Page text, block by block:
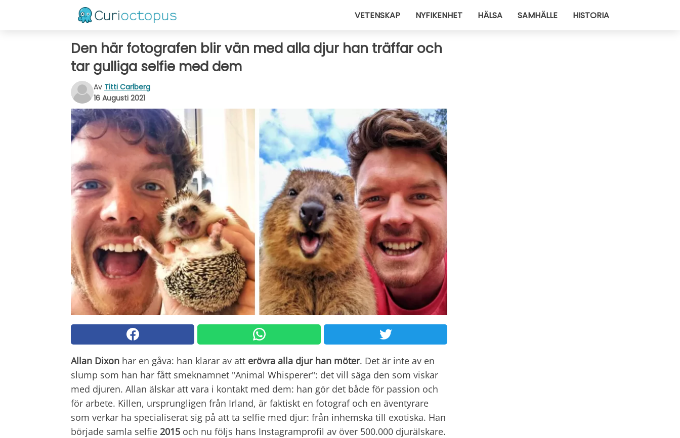
VETENSKAP NYFIKENHET HÄLSA SAMHÄLLE HISTORIA
Den här fotografen blir vän med alla djur han träffar och
tar gulliga selfie med dem
Av Titti Carlberg
16 Augusti 2021
Allan Dixon har en gåva: han klarar av att erövra alla djur han möter. Det är inte av en
slump som han har fått smeknamnet "Animal Whisperer": det vill säga den som viskar
med djuren. Allan älskar att vara i kontakt med dem: han gör det både för passion och
för arbete. Killen, ursprungligen från Irland, är faktiskt en fotograf och en äventyrare
som verkar ha specialiserat sig på att ta selfie med djur: från inhemska till exotiska. Han
började samla selfie 2015 och nu följs hans Instagramprofil av över 500.000 djurälskare.